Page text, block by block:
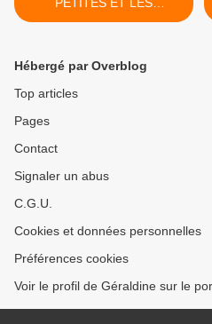
GROSSES BEBÊTES !
Hébergé par Overblog
Top articles
Pages
Contact
Signaler un abus
C.G.U.
Cookies et données personnelles
Préférences cookies
Voir le profil de Géraldine sur le